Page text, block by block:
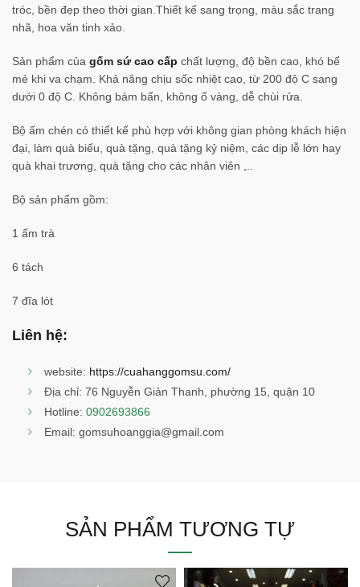
tróc, bền đẹp theo thời gian.​Thiết kế sang trọng, màu sắc trang
nhã, hoa văn tinh xảo.
Sản phẩm của gốm sứ cao cấp chất lượng, độ bền cao, khó bể
mẻ khi va chạm. Khả năng chịu sốc nhiệt cao, từ 200 độ C sang
dưới 0 độ C. Không bám bẩn, không ố vàng, dễ chùi rửa.
Bộ ấm chén có thiết kế phù hợp với không gian phòng khách hiện
đại, làm quà biếu, quà tặng, quà tặng kỷ niệm, các dịp lễ lớn hay
quà khai trương, quà tặng cho các nhân viên ,..
Bộ sản phẩm gồm:
1 ấm trà
6 tách
7 đĩa lót
Liên hệ:
website: https://cuahanggomsu.com/
Địa chỉ: 76 Nguyễn Giản Thanh, phường 15, quận 10
Hotline: 0902693866
Email: gomsuhoanggia@gmail.com
SẢN PHẨM TƯƠNG TỰ